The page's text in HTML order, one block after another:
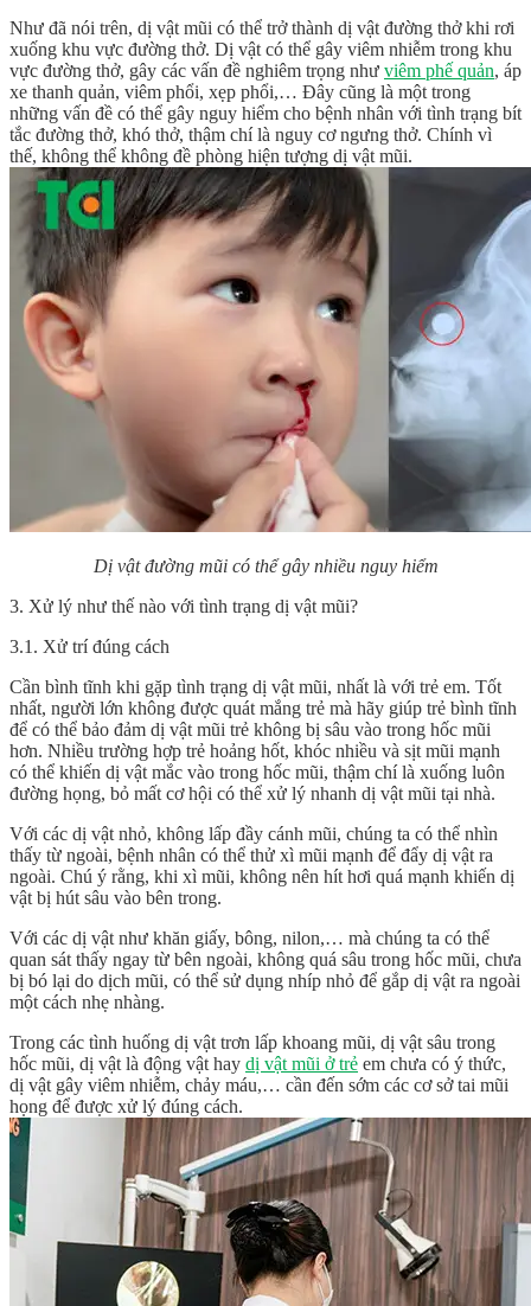
Như đã nói trên, dị vật mũi có thể trở thành dị vật đường thở khi rơi
xuống khu vực đường thở. Dị vật có thể gây viêm nhiễm trong khu
vực đường thở, gây các vấn đề nghiêm trọng như viêm phế quản, áp
xe thanh quản, viêm phổi, xẹp phổi,… Đây cũng là một trong
những vấn đề có thể gây nguy hiểm cho bệnh nhân với tình trạng bít
tắc đường thở, khó thở, thậm chí là nguy cơ ngưng thở. Chính vì
thế, không thể không đề phòng hiện tượng dị vật mũi.
Dị vật đường mũi có thể gây nhiều nguy hiểm
3. Xử lý như thế nào với tình trạng dị vật mũi?
3.1. Xử trí đúng cách
Cần bình tĩnh khi gặp tình trạng dị vật mũi, nhất là với trẻ em. Tốt
nhất, người lớn không được quát mắng trẻ mà hãy giúp trẻ bình tĩnh
để có thể bảo đảm dị vật mũi trẻ không bị sâu vào trong hốc mũi
hơn. Nhiều trường hợp trẻ hoảng hốt, khóc nhiều và sịt mũi mạnh
có thể khiến dị vật mắc vào trong hốc mũi, thậm chí là xuống luôn
đường họng, bỏ mất cơ hội có thể xử lý nhanh dị vật mũi tại nhà.
Với các dị vật nhỏ, không lấp đầy cánh mũi, chúng ta có thể nhìn
thấy từ ngoài, bệnh nhân có thể thử xì mũi mạnh để đẩy dị vật ra
ngoài. Chú ý rằng, khi xì mũi, không nên hít hơi quá mạnh khiến dị
vật bị hút sâu vào bên trong.
Với các dị vật như khăn giấy, bông, nilon,… mà chúng ta có thể
quan sát thấy ngay từ bên ngoài, không quá sâu trong hốc mũi, chưa
bị bó lại do dịch mũi, có thể sử dụng nhíp nhỏ để gắp dị vật ra ngoài
một cách nhẹ nhàng.
Trong các tình huống dị vật trơn lấp khoang mũi, dị vật sâu trong
hốc mũi, dị vật là động vật hay dị vật mũi ở trẻ em chưa có ý thức,
dị vật gây viêm nhiễm, chảy máu,… cần đến sớm các cơ sở tai mũi
họng để được xử lý đúng cách.